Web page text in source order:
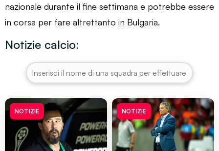
nazionale durante il fine settimana e potrebbe essere
in corsa per fare altrettanto in Bulgaria.
Notizie calcio:
NOTIZIE NOTIZIE